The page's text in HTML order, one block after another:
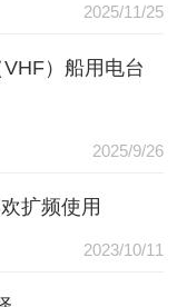
2025/11/25
）船用电台
2025/9/26
扩频使用
2023/10/11